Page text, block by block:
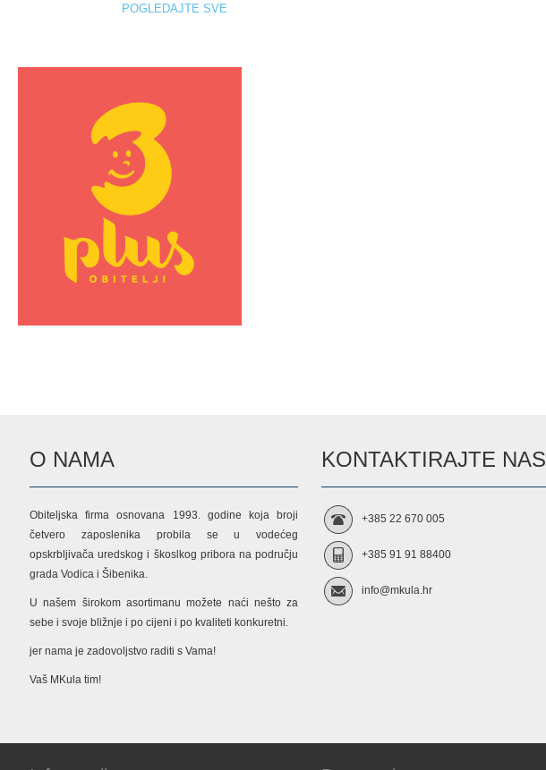
POGLEDAJTE SVE
O NAMA
Obiteljska firma osnovana 1993. godine koja broji
četvero zaposlenika probila se u vodećeg
opskrbljivača uredskog i škoslkog pribora na području
grada Vodica i Šibenika.
U našem širokom asortimanu možete naći nešto za
sebe i svoje bližnje i po cijeni i po kvaliteti konkuretni.
jer nama je zadovoljstvo raditi s Vama!
Vaš MKula tim!
KONTAKTIRAJTE NAS
+385 22 670 005
+385 91 91 88400
info@mkula.hr